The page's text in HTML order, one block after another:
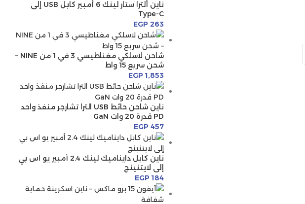
ناين ألترا ستار لينك 6 أمبير كابل USB إلى
Type-C
EGP263
شاحن لاسلكي مغناطيسي 3 في 1 من NINE –
شحن سريع 15 واط
EGP1,853
ناين شاحن حائط USB الترا تشارجر منفذ واحد
PD قدرة 20 وات GaN
EGP457
ناين كابل دايناميك لينك 2.4 أمبير يو اس بي
إلى لايتنينج
EGP184